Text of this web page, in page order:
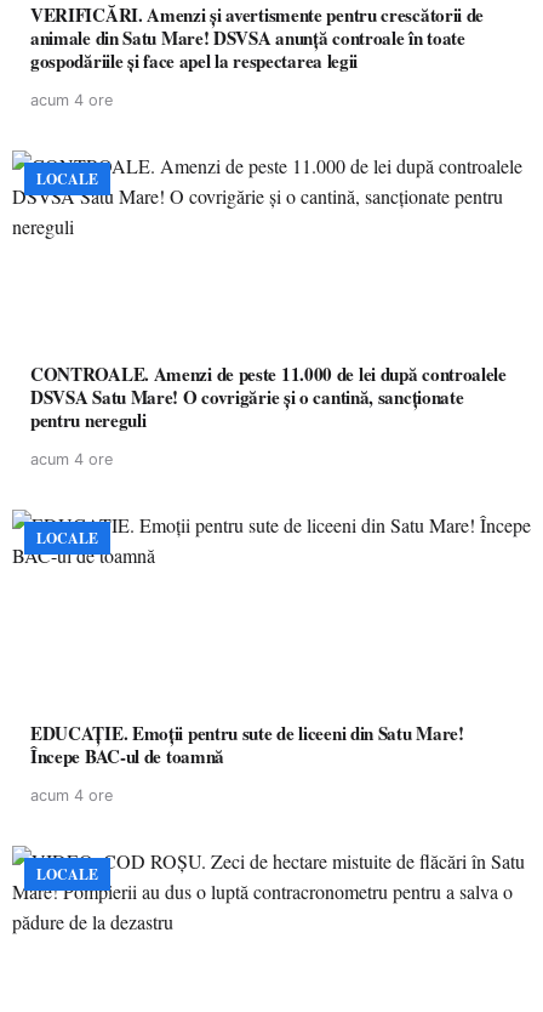
VERIFICĂRI. Amenzi și avertismente pentru crescătorii de
animale din Satu Mare! DSVSA anunță controale în toate
gospodăriile și face apel la respectarea legii
acum 4 ore
LOCALE
CONTROALE. Amenzi de peste 11.000 de lei după controalele
DSVSA Satu Mare! O covrigărie și o cantină, sancționate
pentru nereguli
acum 4 ore
LOCALE
EDUCAȚIE. Emoții pentru sute de liceeni din Satu Mare!
Începe BAC-ul de toamnă
acum 4 ore
LOCALE